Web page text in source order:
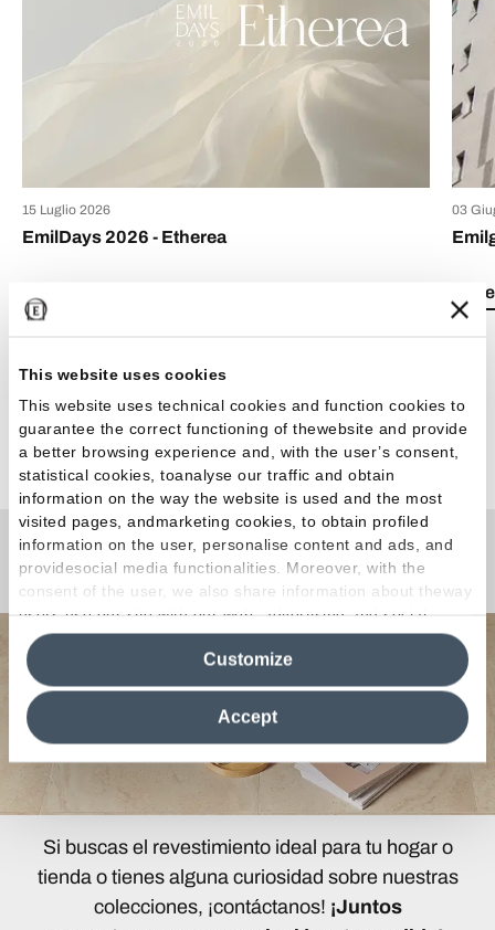
This website uses cookies
This website uses technical cookies and function cookies to
guarantee the correct functioning of thewebsite and provide
a better browsing experience and, with the user’s consent,
statistical cookies, toanalyse our traffic and obtain
information on the way the website is used and the most
visited pages, andmarketing cookies, to obtain profiled
information on the user, personalise content and ads, and
providesocial media functionalities. Moreover, with the
consent of the user, we also share information about theway
users use our site with our web, advertising and social
media analytics partners, who may combine itwith other
information in their possession. By closing this banner,
clicking on "Reject", it will be possible tocontinue browsing
the site after installing only technical cookies. For more
information see the
Cookie Policy
Accept
Customize
15 Luglio 2026
EmilDays 2026 - Etherea
03
Lea
Ver todos los artículos
¿Curiosidades o Preguntas?
Si buscas el revestimiento ideal para tu hogar o
tienda o tienes alguna curiosidad sobre nuestras
colecciones, ¡contáctanos! ¡Juntos